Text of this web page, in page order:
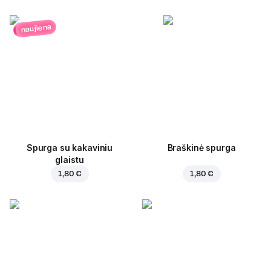
naujiena
Spurga su kakaviniu
glaistu
1,80 €
Braškinė spurga
1,80 €